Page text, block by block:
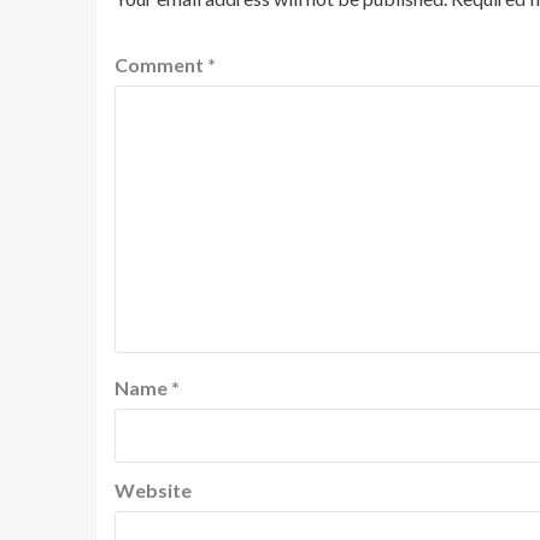
Comment *
Name *
Website